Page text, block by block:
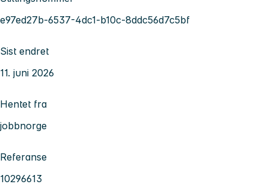
e97ed27b-6537-4dc1-b10c-8ddc56d7c5bf
Sist endret
11. juni 2026
Hentet fra
jobbnorge
Referanse
10296613